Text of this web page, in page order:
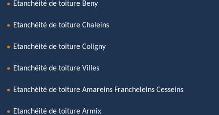
Etanchéité de toiture Beny
Etanchéité de toiture Chaleins
Etanchéité de toiture Coligny
Etanchéité de toiture Villes
Etanchéité de toiture Amareins Francheleins Cesseins
Etanchéité de toiture Armix